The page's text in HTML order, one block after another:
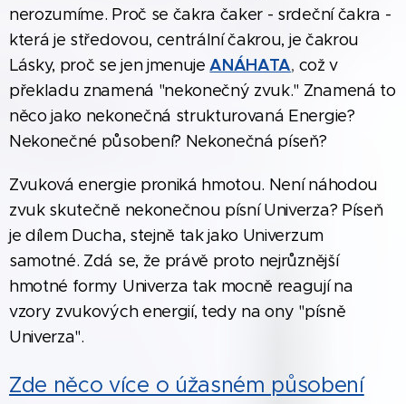
nerozumíme. Proč se čakra čaker - srdeční čakra -
která je středovou, centrální čakrou, je čakrou
Lásky, proč se jen jmenuje ANÁHATA, což v
překladu znamená "nekonečný zvuk." Znamená to
něco jako nekonečná strukturovaná Energie?
Nekonečné působení? Nekonečná píseň?
Zvuková energie proniká hmotou. Není náhodou
zvuk skutečně nekonečnou písní Univerza? Píseň
je dílem Ducha, stejně tak jako Univerzum
samotné. Zdá se, že právě proto nejrůznější
hmotné formy Univerza tak mocně reagují na
vzory zvukových energií, tedy na ony "písně
Univerza".
Zde něco více o úžasném působení